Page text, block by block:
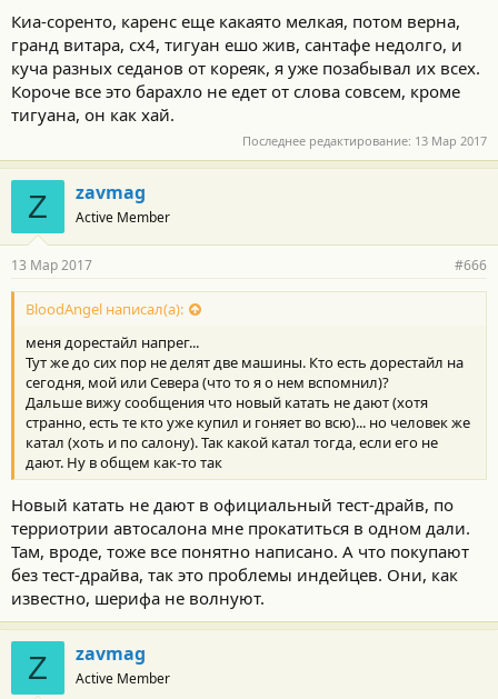
Киа-соренто, каренс еще какаято мелкая, потом верна,
гранд витара, сх4, тигуан ешо жив, сантафе недолго, и
куча разных седанов от кореяк, я уже позабывал их всех.
Короче все это барахло не едет от слова совсем, кроме
тигуана, он как хай.
Последнее редактирование: 13 Мар 2017
Z zavmag
Active Member
13 Мар 2017 #666
BloodAngel написал(а):
меня дорестайл напрег...
Тут же до сих пор не делят две машины. Кто есть дорестайл на
сегодня, мой или Севера (что то я о нем вспомнил)?
Дальше вижу сообщения что новый катать не дают (хотя
странно, есть те кто уже купил и гоняет во всю)... но человек же
катал (хоть и по салону). Так какой катал тогда, если его не
дают. Ну в общем как-то так
Новый катать не дают в официальный тест-драйв, по
терриотрии автосалона мне прокатиться в одном дали.
Там, вроде, тоже все понятно написано. А что покупают
без тест-драйва, так это проблемы индейцев. Они, как
известно, шерифа не волнуют.
Z zavmag
Active Member